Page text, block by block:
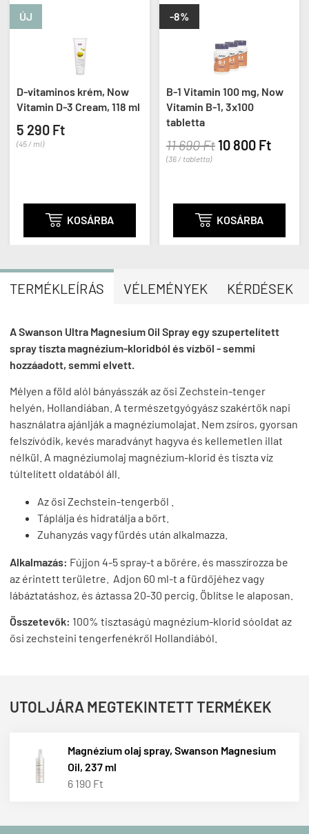
ÚJ
D-vitaminos krém, Now
Vitamin D-3 Cream, 118 ml
5 290 Ft
(45 / ml)
 KOSÁRBA
-8%
B-1 Vitamin 100 mg, Now
Vitamin B-1, 3x100
tabletta
11 690 Ft 10 800 Ft
(36 / tabletta)
 KOSÁRBA
TERMÉKLEÍRÁS VÉLEMÉNYEK KÉRDÉSEK
A Swanson Ultra Magnesium Oil Spray egy szupertelített
spray tiszta magnézium-kloridból és vízből - semmi
hozzáadott, semmi elvett.
Mélyen a föld alól bányásszák az ősi Zechstein-tenger
helyén, Hollandiában. A természetgyógyász szakértők napi
használatra ajánlják a magnéziumolajat. Nem zsíros, gyorsan
felszívódik, kevés maradványt hagyva és kellemetlen illat
nélkül. A magnéziumolaj magnézium-klorid és tiszta víz
túltelített oldatából áll.
Az ősi Zechstein-tengerből .
Táplálja és hidratálja a bőrt.
Zuhanyzás vagy fürdés után alkalmazza.
Alkalmazás: Fújjon 4-5 spray-t a bőrére, és masszírozza be
az érintett területre. Adjon 60 ml-t a fürdőjéhez vagy
lábáztatáshoz, és áztassa 20-30 percig. Öblítse le alaposan.
Összetevők: 100% tisztaságú magnézium-klorid sóoldat az
ősi zechsteini tengerfenékről Hollandiából.
UTOLJÁRA MEGTEKINTETT TERMÉKEK
Magnézium olaj spray, Swanson Magnesium
Oil, 237 ml
6 190 Ft